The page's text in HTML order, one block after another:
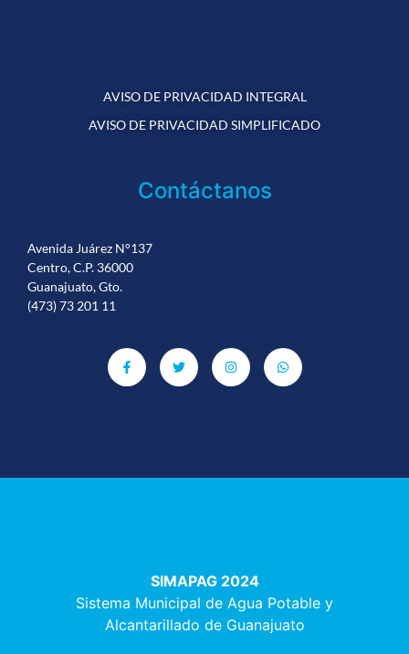
AVISO DE PRIVACIDAD INTEGRAL
AVISO DE PRIVACIDAD SIMPLIFICADO
Contáctanos
Avenida Juárez N°137
Centro, C.P. 36000
Guanajuato, Gto.
(473) 73 201 11
SIMAPAG 2024
Sistema Municipal de Agua Potable y
Alcantarillado de Guanajuato